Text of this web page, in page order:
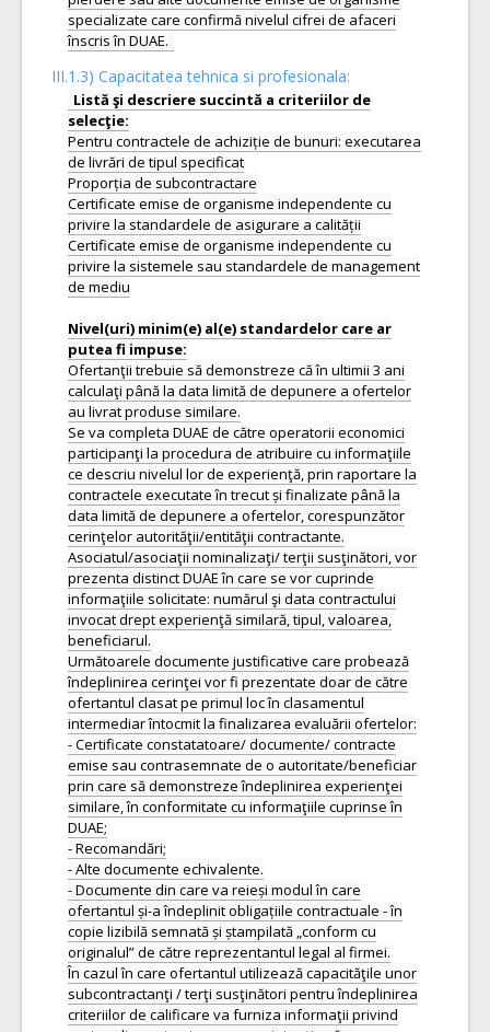
specializate care confirmă nivelul cifrei de afaceri
III.1.3) Capacitatea tehnica si profesionala:
Listă şi descriere succintă a criteriilor de
Pentru contractele de achiziție de bunuri: executarea
de livrări de tipul specificat
Proporția de subcontractare
Certificate emise de organisme independente cu
privire la standardele de asigurare a calității
Certificate emise de organisme independente cu
privire la sistemele sau standardele de management
de mediu
Nivel(uri) minim(e) al(e) standardelor care ar
Ofertanţii trebuie să demonstreze că în ultimii 3 ani
calculaţi până la data limită de depunere a ofertelor
au livrat produse similare.
Se va completa DUAE de către operatorii economici
participanţi la procedura de atribuire cu informaţiile
ce descriu nivelul lor de experienţă, prin raportare la
contractele executate în trecut și finalizate până la
data limită de depunere a ofertelor, corespunzător
cerinţelor autorităţii/entităţii contractante.
Asociatul/asociaţii nominalizaţi/ terţii susţinători, vor
prezenta distinct DUAE în care se vor cuprinde
informaţiile solicitate: numărul şi data contractului
invocat drept experienţă similară, tipul, valoarea,
beneficiarul.
Următoarele documente justificative care probează
îndeplinirea cerinţei vor fi prezentate doar de către
ofertantul clasat pe primul loc în clasamentul
intermediar întocmit la finalizarea evaluării ofertelor:
- Certificate constatatoare/ documente/ contracte
emise sau contrasemnate de o autoritate/beneficiar
prin care să demonstreze îndeplinirea experienţei
similare, în conformitate cu informaţiile cuprinse în
DUAE;
- Recomandări;
- Alte documente echivalente.
- Documente din care va reieși modul în care
ofertantul și-a îndeplinit obligațiile contractuale - în
copie lizibilă semnată și ștampilată „conform cu
originalul” de către reprezentantul legal al firmei.
În cazul în care ofertantul utilizează capacităţile unor
subcontractanţi / terţi susţinători pentru îndeplinirea
criteriilor de calificare va furniza informaţii privind